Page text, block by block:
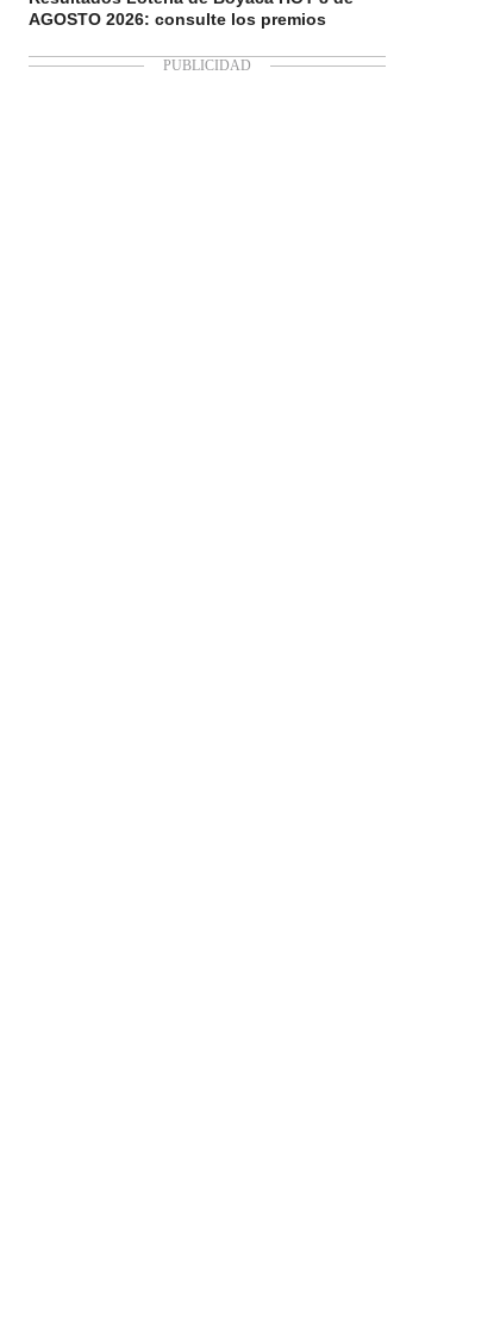
AGOSTO 2026: consulte los premios